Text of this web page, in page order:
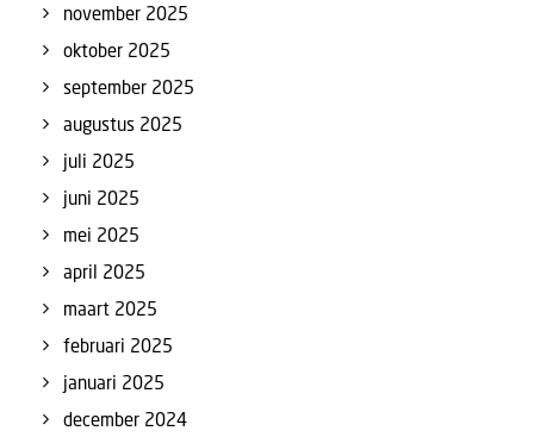
november 2025
oktober 2025
september 2025
augustus 2025
juli 2025
juni 2025
mei 2025
april 2025
maart 2025
februari 2025
januari 2025
december 2024